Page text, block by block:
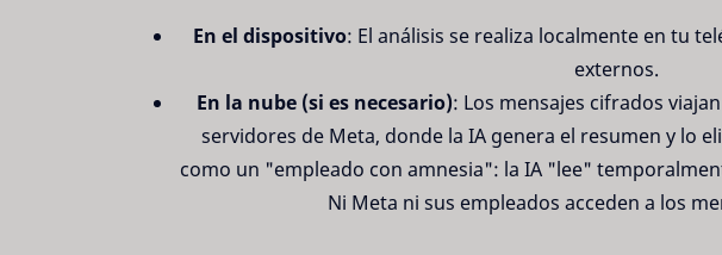
En el dispositivo: El análisis se realiza localmente en tu
externos.
En la nube (si es necesario): Los mensajes cifrados
servidores de Meta, donde la IA genera el resumen y lo
como un "empleado con amnesia": la IA "lee"
Ni Meta ni sus empleados acceden a los